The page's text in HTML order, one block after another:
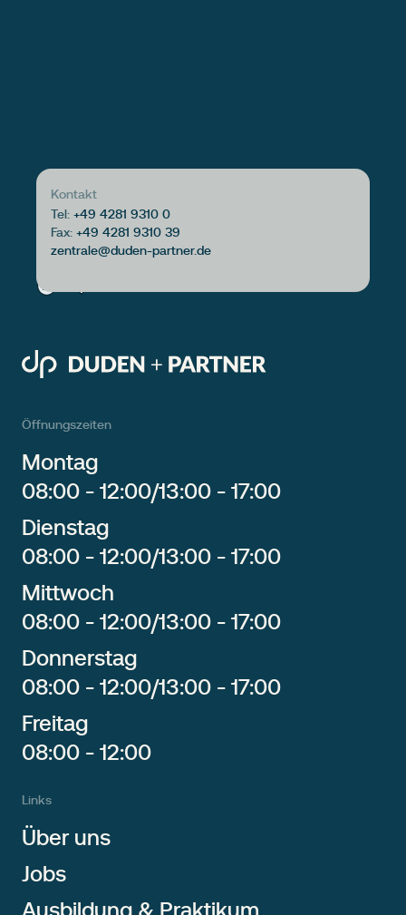
Öffnungszeiten
Montag
08:00 - 12:00/13:00 - 17:00
Dienstag
08:00 - 12:00/13:00 - 17:00
Mittwoch
08:00 - 12:00/13:00 - 17:00
Donnerstag
08:00 - 12:00/13:00 - 17:00
Freitag
08:00 - 12:00
Links
Über uns
Jobs
Kontakt
Tel: +49 4281 9310 0
Fax: +49 4281 9310 39